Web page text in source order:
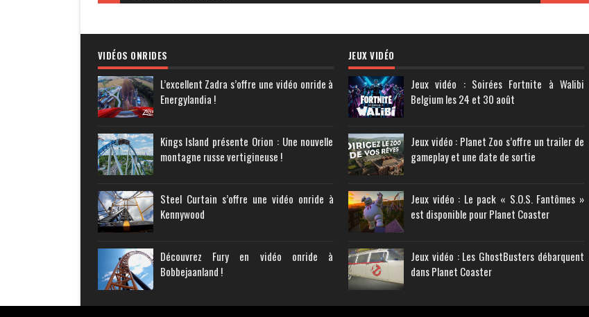
VIDÉOS ONRIDES
L’excellent Zadra s’offre une vidéo onride à
Energylandia !
Kings Island présente Orion : Une nouvelle
montagne russe vertigineuse !
Steel Curtain s’offre une vidéo onride à
Kennywood
Découvrez Fury en vidéo onride à
Bobbejaanland !
JEUX VIDÉO
Jeux vidéo : Soirées Fortnite à Walibi
Belgium les 24 et 30 août
Jeux vidéo : Planet Zoo s’offre un trailer de
gameplay et une date de sortie
Jeux vidéo : Le pack « S.O.S. Fantômes »
est disponible pour Planet Coaster
Jeux vidéo : Les GhostBusters débarquent
dans Planet Coaster